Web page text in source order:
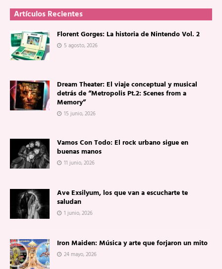
Artículos Recientes
Florent Gorges: La historia de Nintendo Vol. 2
5 agosto, 2026
Dream Theater: El viaje conceptual y musical
detrás de “Metropolis Pt.2: Scenes from a
Memory”
15 junio, 2026
Vamos Con Todo: El rock urbano sigue en
buenas manos
11 junio, 2026
Ave Exsilyum, los que van a escucharte te
saludan
1 junio, 2026
Iron Maiden: Música y arte que forjaron un mito
24 mayo, 2026